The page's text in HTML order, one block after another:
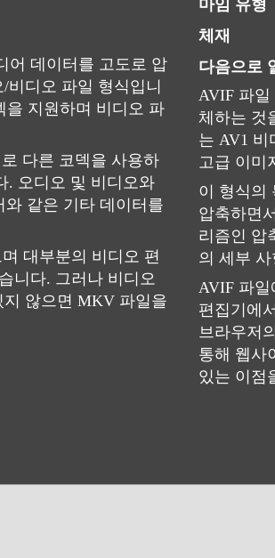
어 데이터를 고도로 압
디오 파일 형식입니
지원하며 비디오 파
다른 코덱을 사용하
. 오디오 및 비디오와
같은 기타 데이터를
대부분의 비디오 편
니다. 그러나 비디오
않으면 MKV 파일을
마임 유형
체재
다음으로
AVIF 파일
체하는 것
는 AV1 비
고급 이미
이 형식의
압축하면
리즘인 압
의 세부
AVIF 파일
편집기에
브라우저
통해 웹사
있는 이점